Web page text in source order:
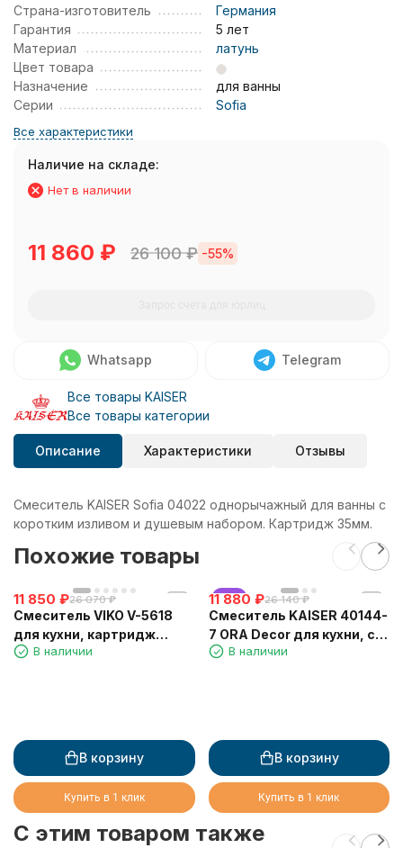
Страна-изготовитель
Германия
Гарантия
5 лет
Материал
латунь
Цвет товара
Назначение
для ванны
Серии
Sofia
Все характеристики
Наличие на складе:
Нет в наличии
11 860 ₽ 26 100₽ -55%
Whatsapp Telegram
Все товары KAISER
Все товары категории
Описание Характеристики Отзывы
Смеситель KAISER Sofia 04022 однорычажный для ванны с
коротким изливом и душевым набором. Картридж 35мм.
Похожие товары
11 850 ₽26 070 ₽
Смеситель VIKO V-5618
для кухни, картридж
Ф35мм, с гибким серым
В наличии
В корзину
Купить в 1 клик
хит
11 880 ₽26 140 ₽
Смеситель KAISER 40144-
7 ORA Decor для кухни, с
краном для питьевой
В наличии
В корзину
Купить в 1 клик
C этим товаром также